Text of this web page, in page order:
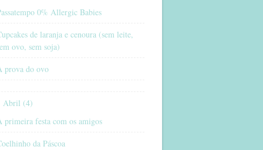
0% Allergic Babies
de laranja e cenoura (sem leite,
ovo, sem soja)
prova do ovo
Abril (4)
primeira festa com os amigos
da Páscoa